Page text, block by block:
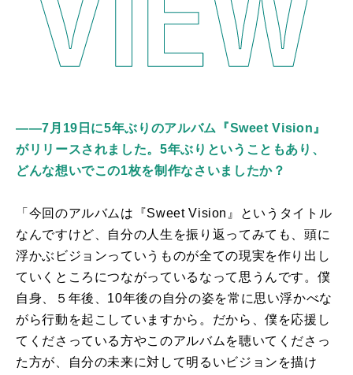
――7月19日に5年ぶりのアルバム『Sweet Vision』
がリリースされました。5年ぶりということもあり、
どんな想いでこの1枚を制作なさいましたか？
「今回のアルバムは『Sweet Vision』というタイトル
なんですけど、自分の人生を振り返ってみても、頭に
浮かぶビジョンっていうものが全ての現実を作り出し
ていくところにつながっているなって思うんです。僕
自身、５年後、10年後の自分の姿を常に思い浮かべな
がら行動を起こしていますから。だから、僕を応援し
てくださっている方やこのアルバムを聴いてくださっ
た方が、自分の未来に対して明るいビジョンを描け